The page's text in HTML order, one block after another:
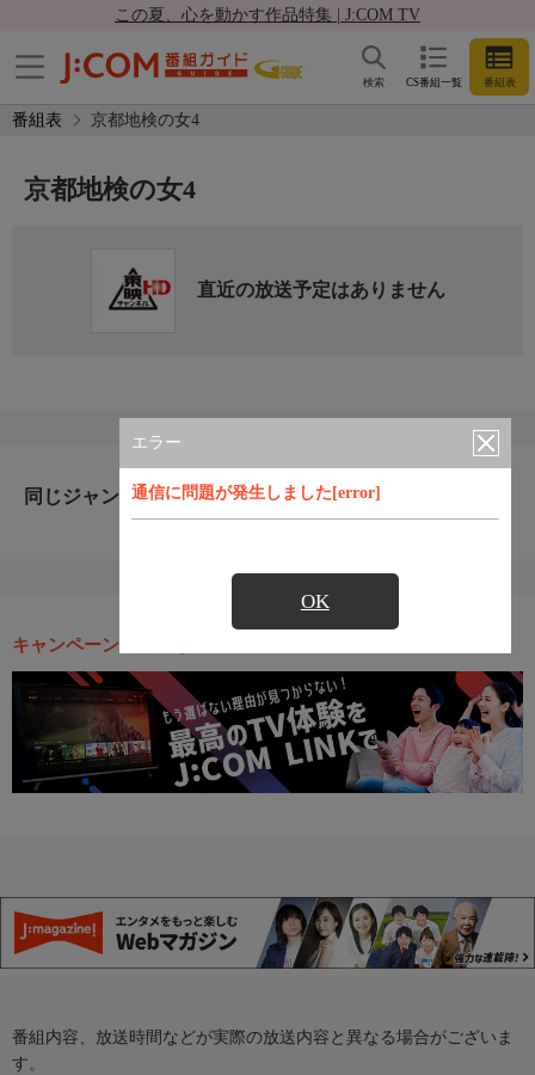
この夏、心を動かす作品特集 | J:COM TV
CS番組一覧 番組表
検索
番組表 京都地検の女4
エラー
通信に問題が発生しました[error]
OK
京都地検の女4
直近の放送予定はありません
同じジャンルのおすすめ番組
キャンペーン・お得な情報
番組内容、放送時間などが実際の放送内容と異なる場合がございま
す。